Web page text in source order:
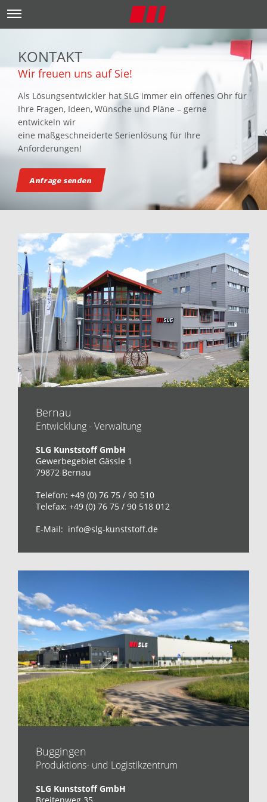
KONTAKT
Wir freuen uns auf Sie!
Als Lösungsentwickler hat SLG immer ein offenes Ohr für
Ihre Fragen, Ideen, Wünsche und Pläne – gerne
entwickeln wir
eine maßgeschneiderte Serienlösung für Ihre
Anforderungen!
Anfrage senden
Bernau
Entwicklung - Verwaltung
SLG Kunststoff GmbH
Gewerbegebiet Gässle 1
79872 Bernau
Telefon: +49 (0) 76 75 / 90 510
Telefax: +49 (0) 76 75 / 90 518 012
E-Mail: info@slg-kunststoff.de
Buggingen
Produktions- und Logistikzentrum
SLG Kunststoff GmbH